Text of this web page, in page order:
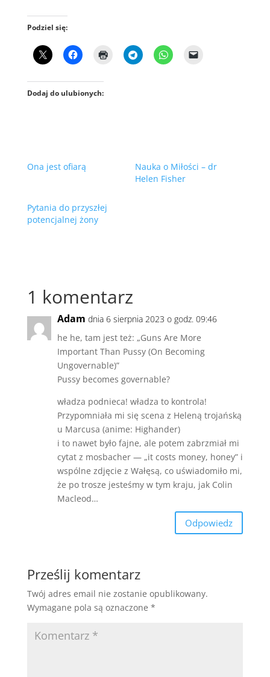
Podziel się:
Dodaj do ulubionych:
Ona jest ofiarą
Nauka o Miłości – dr
Helen Fisher
Pytania do przyszłej
potencjalnej żony
1 komentarz
Adam dnia 6 sierpnia 2023 o godz. 09:46
he he, tam jest też: „Guns Are More
Important Than Pussy (On Becoming
Ungovernable)”
Pussy becomes governable?
władza podnieca! władza to kontrola!
Przypomniała mi się scena z Heleną trojańską
u Marcusa (anime: Highander)
i to nawet było fajne, ale potem zabrzmiał mi
cytat z mosbacher — „it costs money, honey” i
wspólne zdjęcie z Wałęsą, co uświadomiło mi,
że po trosze jesteśmy w tym kraju, jak Colin
Macleod…
Odpowiedz
Prześlij komentarz
Twój adres email nie zostanie opublikowany.
Wymagane pola są oznaczone *